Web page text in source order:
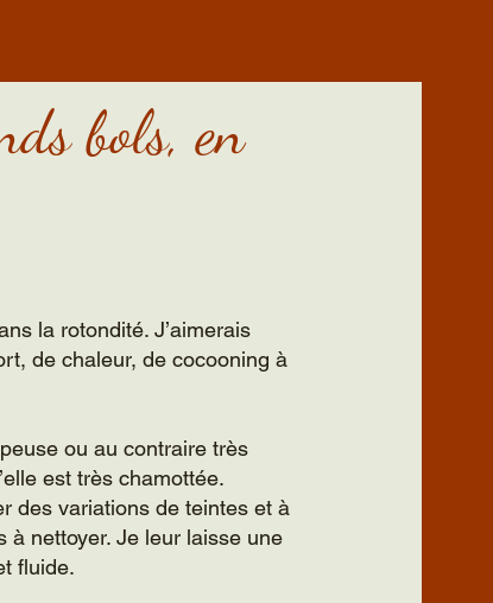
la rotondité. J’aimerais
de chaleur, de cocooning à
ou au contraire très
est très chamottée.
des variations de teintes et à
à nettoyer. Je leur laisse une
fluide.
bols, en